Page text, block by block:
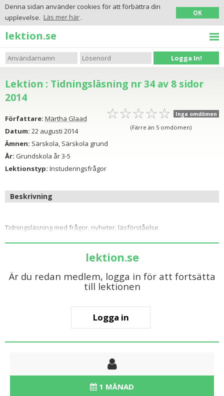
Denna sidan använder cookies för att förbättra din
upplevelse. Läs mer här.
OK
lektion.se
Logga In!
Lektion : Tidningsläsning nr 34 av 8 sidor
2014
☆☆☆☆☆
★★★★★ Inga omdömen
(Färre än 5 omdömen)
Författare: Märtha Glaad
Datum: 22 augusti 2014
Ämnen: Särskola, Särskola grund
År: Grundskola år 3-5
Lektionstyp: Instuderingsfrågor
Beskrivning
Tidningsläsning med frågor, nyheter, läsförståelse
lektion.se
Är du redan medlem, logga in för att fortsätta
till lektionen
Logga in
1 MÅNAD